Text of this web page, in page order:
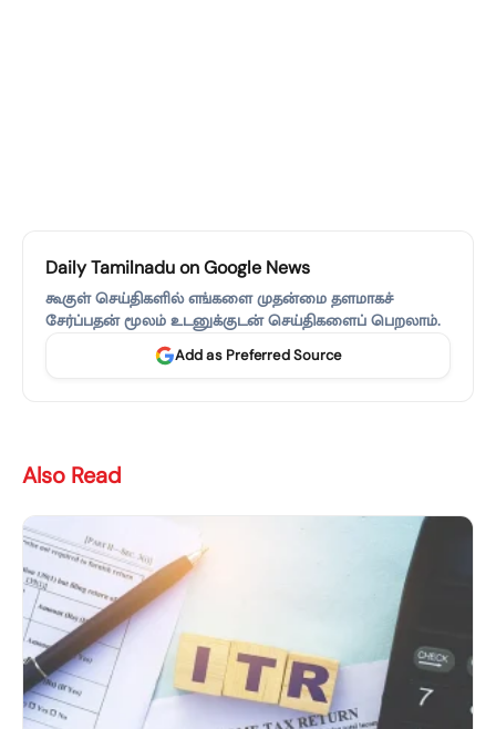
Daily Tamilnadu on Google News
கூகுள் செய்திகளில் எங்களை முதன்மை தளமாகச்
சேர்ப்பதன் மூலம் உடனுக்குடன் செய்திகளைப் பெறலாம்.
Add as Preferred Source
Also Read